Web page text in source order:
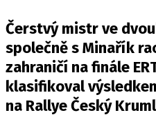
Čerstvý mistr ve
společně s Minařík
zahraničí na finále
klasifikoval
na Rallye Český